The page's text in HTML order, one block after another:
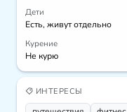
Дети
Есть, живут отдельно
Курение
Не курю
ИНТЕРЕСЫ